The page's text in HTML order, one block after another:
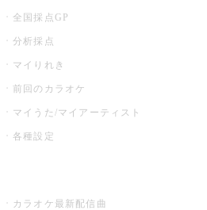
全国採点GP
分析採点
マイりれき
前回のカラオケ
マイうた/マイアーティスト
各種設定
カラオケ最新配信曲